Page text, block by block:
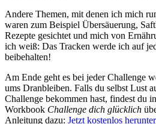
Andere Themen, mit denen ich mich
waren zum Beispiel Übersäuerung,
Rezepte gesichtet und mich von
ich weiß: Das Tracken werde ich auf
beibehalten!
Am Ende geht es bei jeder Challenge
ums Dranbleiben. Falls du selbst Lust
Challenge bekommen hast, findest du
Workbook Challenge dich glücklich
Anleitung dazu: Jetzt kostenlos